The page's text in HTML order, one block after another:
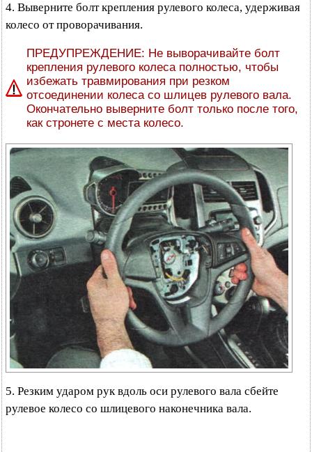
4. Выверните болт крепления рулевого колеса, удерживая
колесо от проворачивания.
ПРЕДУПРЕЖДЕНИЕ: Не выворачивайте болт
крепления рулевого колеса полностью, чтобы
избежать травмирования при резком
отсоединении колеса со шлицев рулевого вала.
Окончательно выверните болт только после того,
как стронете с места колесо.
5. Резким ударом рук вдоль оси рулевого вала сбейте
рулевое колесо со шлицевого наконечника вала.